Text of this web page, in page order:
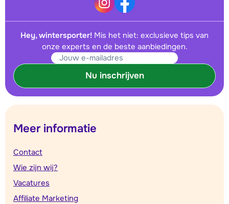
Hey, wintersporter! Mis het niet: exclusieve tips van
onze experts en de beste aanbiedingen.
Nu inschrijven
Meer informatie
Contact
Wie zijn wij?
Vacatures
Affiliate Marketing